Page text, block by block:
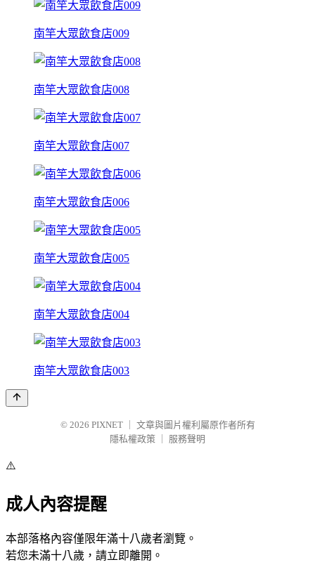
南竿大眾飲食店009
南竿大眾飲食店008
南竿大眾飲食店007
南竿大眾飲食店006
南竿大眾飲食店005
南竿大眾飲食店004
南竿大眾飲食店003
© 2026 PIXNET
文章與圖片權利屬原作者所有
隱私權政策
服務聲明
⚠️
成人內容提醒
本部落格內容僅限年滿十八歲者瀏覽。
若您未滿十八歲，請立即離開。